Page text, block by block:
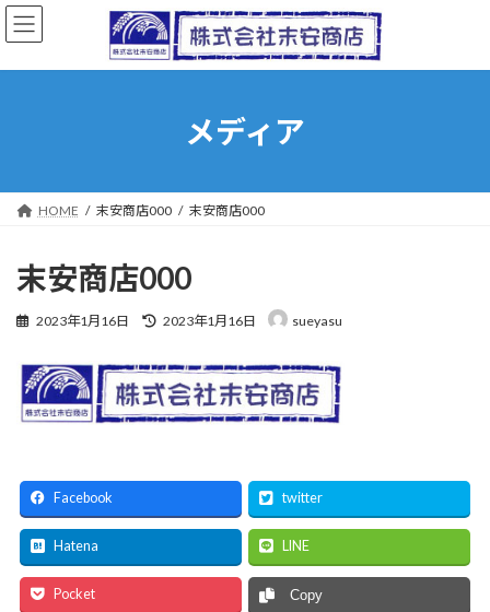
コ
ン
ン
ナ
ビ
ー
メディア
HOME 末安商店000 末安商店000
末安商店000
2023年1月16日
最
新
日
時
2023年1月16日 sueyasu
Facebook twitter
Hatena LINE
Pocket Copy